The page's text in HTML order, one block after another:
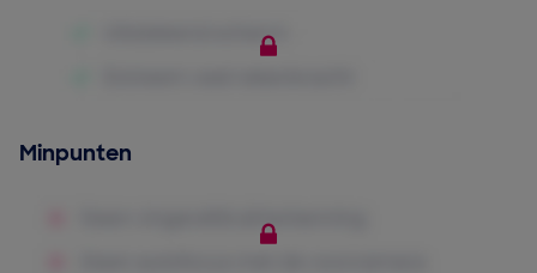
Minpunten